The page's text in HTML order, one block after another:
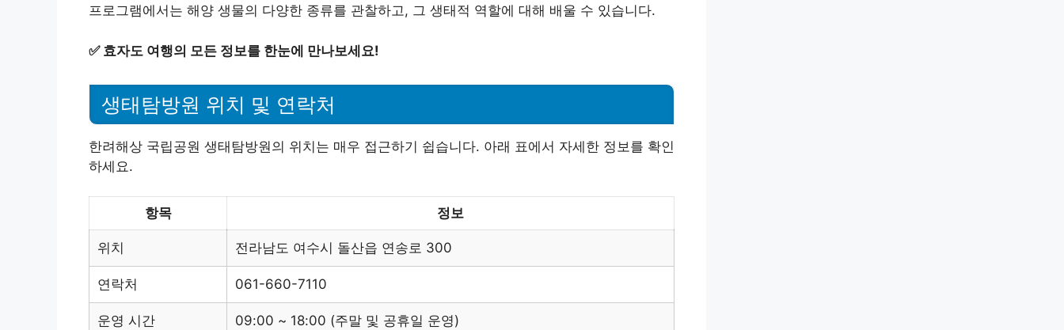
프로그램에서는 해양 생물의 다양한 종류를 관찰하고, 그 생태적 역할에 대해 배울 수 있습니다.
✅ 효자도 여행의 모든 정보를 한눈에 만나보세요!
생태탐방원 위치 및 연락처
한려해상 국립공원 생태탐방원의 위치는 매우 접근하기 쉽습니다. 아래 표에서 자세한 정보를 확인
하세요.
항목 정보
위치 전라남도 여수시 돌산읍 연송로 300
연락처 061-660-7110
운영 시간 09:00 ~ 18:00 (주말 및 공휴일 운영)